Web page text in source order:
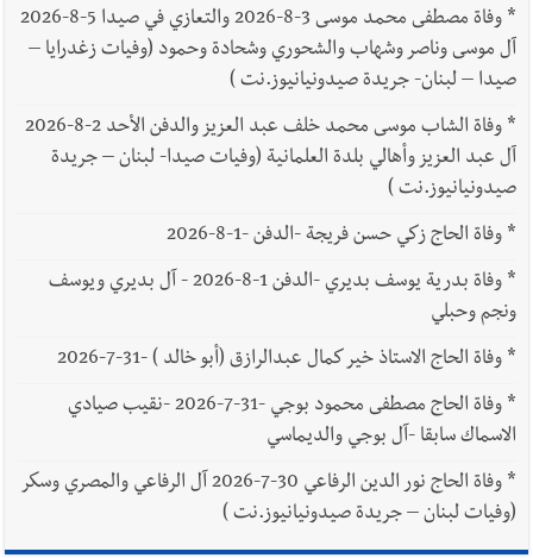
*
وفاة مصطفى محمد موسى 3-8-2026 والتعازي في صيدا 5-8-2026
آل موسى وناصر وشهاب والشحوري وشحادة وحمود (وفيات زغدرايا –
صيدا – لبنان- جريدة صيدونيانيوز.نت )
*
وفاة الشاب موسى محمد خلف عبد العزيز والدفن الأحد 2-8-2026
آل عبد العزيز وأهالي بلدة العلمانية (وفيات صيدا- لبنان – جريدة
صيدونيانيوز.نت )
*وفاة الحاج زكي حسن فريجة -الدفن -1-8-2026
*
وفاة بدرية يوسف بديري -الدفن 1-8-2026 - آل بديري ويوسف
ونجم وحبلي
*وفاة الحاج الاستاذ خير كمال عبدالرازق (أبو خالد ) -31-7-2026
*
وفاة الحاج مصطفى محمود بوجي -31-7-2026 -نقيب صيادي
الاسماك سابقا -آل بوجي والديماسي
*
وفاة الحاج نور الدين الرفاعي 30-7-2026 آل الرفاعي والمصري وسكر
(وفيات لبنان – جريدة صيدونيانيوز.نت )